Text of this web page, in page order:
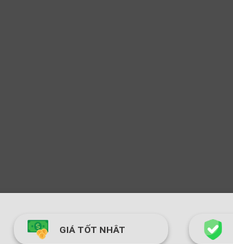
GIÁ TỐT NHÂT